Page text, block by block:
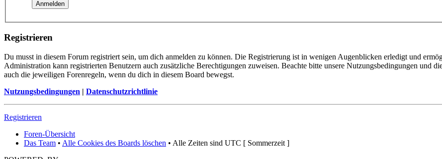
Registrieren
Du musst in diesem Forum registriert sein, um dich anmelden zu können. Die Registrierung ist in wenigen Augenblicken erledigt und
Administration kann registrierten Benutzern auch zusätzliche Berechtigungen zuweisen. Beachte bitte unsere Nutzungsbedingungen und
auch die jeweiligen Forenregeln, wenn du dich in diesem Board bewegst.
Nutzungsbedingungen | Datenschutzrichtlinie
Registrieren
Foren-Übersicht
Das Team • Alle Cookies des Boards löschen • Alle Zeiten sind UTC [ Sommerzeit ]